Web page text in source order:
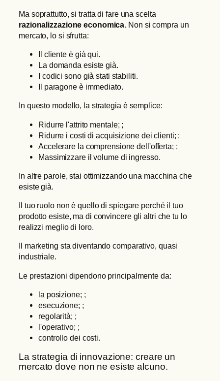
Ma soprattutto, si tratta di fare una scelta
razionalizzazione economica. Non si compra un
mercato, lo si sfrutta:
Il cliente è già qui.
La domanda esiste già.
I codici sono già stati stabiliti.
Il paragone è immediato.
In questo modello, la strategia è semplice:
Ridurre l'attrito mentale; ;
Ridurre i costi di acquisizione dei clienti; ;
Accelerare la comprensione dell'offerta; ;
Massimizzare il volume di ingresso.
In altre parole, stai ottimizzando una macchina che
esiste già.
Il tuo ruolo non è quello di spiegare perché il tuo
prodotto esiste, ma di convincere gli altri che tu lo
realizzi meglio di loro.
Il marketing sta diventando comparativo, quasi
industriale.
Le prestazioni dipendono principalmente da:
la posizione; ;
esecuzione; ;
regolarità; ;
l'operativo; ;
controllo dei costi.
La strategia di innovazione: creare un
mercato dove non ne esiste alcuno.